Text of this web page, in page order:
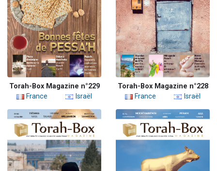
Torah-Box Magazine n°229
France
Israël
Torah-Box Magazine n°228
France
Israël